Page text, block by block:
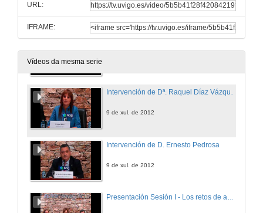
URL:
IFRAME:
Vídeos da mesma serie
9 de xul. de 2012
Intervención de D. Guillermo Brea Vila
Intervención de Dª. Raquel Díaz Vázquez
9 de xul. de 2012
Intervención de D. Ernesto Pedrosa
9 de xul. de 2012
Presentación Sesión I - Los retos de adaptar la educación al S.XXI ¿Hacia una revolución o hacia una evolución del aprendizaje?